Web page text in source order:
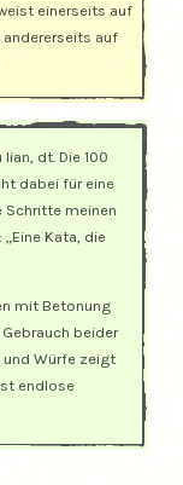
einerseits auf
auf
dt. Die 100
dabei für eine
Schritte meinen
Kata, die
mit Betonung
beider
Würfe zeigt
endlose